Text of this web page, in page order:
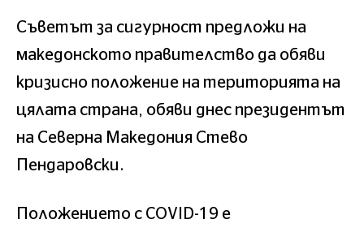
Съветът за сигурност предложи на
македонското правителство да обяви
кризисно положение на територията на
цялата страна, обяви днес президентът
на Северна Македония Стево
Пендаровски.
Положението с COVID-19 е